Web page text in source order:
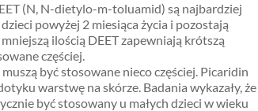
(N, N-dietylo-m-toluamid) są najbardziej
powyżej 2 miesiąca życia i pozostają
ilością DEET zapewniają krótszą
częściej.
być stosowane nieco częściej. Picaridin
warstwę na skórze. Badania wykazały, że
być stosowany u małych dzieci w wieku